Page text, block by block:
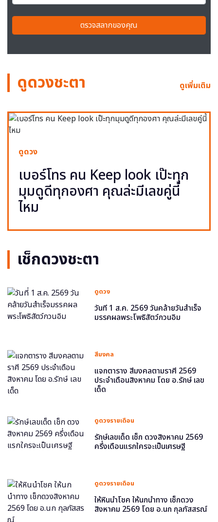
ตรวจสลากของคุณ
ดูดวงชะตา ดูเพิ่มเติม
ดูดวง
เบอร์โทร คน Keep look เป๊ะทุก
มุมดูดีทุกองศา คุณล่ะมีเลขคู่นี้
ไหม
เช็กดวงชะตา
ดูดวง
วันที่ 1 ส.ค. 2569 วันคล้ายวันสำเร็จ
มรรคผลพระโพธิสัตว์กวนอิม
สีมงคล
แจกตาราง สีมงคลตามราศี 2569
ประจำเดือนสิงหาคม โดย อ.รักษ์ เลข
เด็ด
ดูดวงรายเดือน
รักษ์เลขเด็ด เช็ก ดวงสิงหาคม 2569
ครึ่งเดือนแรกใครจะเป็นเศรษฐี
ดูดวงรายเดือน
ให้หินนำโชค ให้นกนำทาง เช็กดวง
สิงหาคม 2569 โดย อ.นก กุลภัสสรณ์